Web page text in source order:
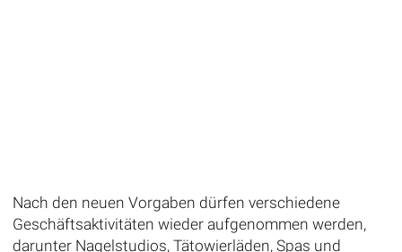
Nach den neuen Vorgaben dürfen verschiedene
Geschäftsaktivitäten wieder aufgenommen werden,
darunter Nagelstudios, Tätowierläden, Spas und